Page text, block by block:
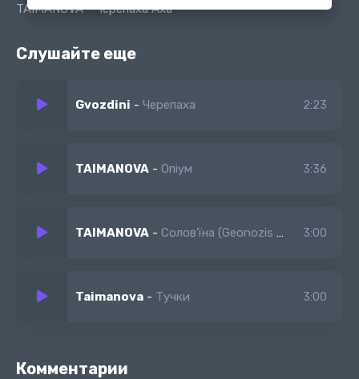
TAIMANOVA - Черепаха Аха
Слушайте еще
Gvozdini - Черепаха 2:23
TAIMANOVA - Опіум 3:36
TAIMANOVA - Солов'їна (Geonozis Remix) 3:00
Taimanova - Тучки 3:00
Комментарии